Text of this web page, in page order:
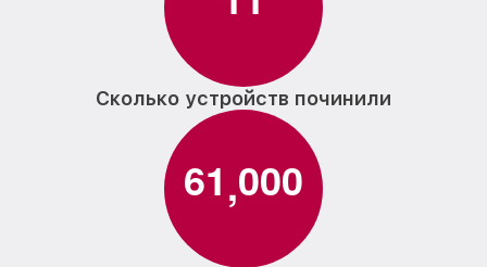
Сколько устройств починили
61,000